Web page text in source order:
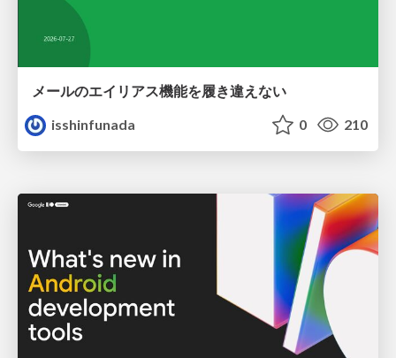
メールのエイリアス機能を履き違えない
isshinfunada
0 210